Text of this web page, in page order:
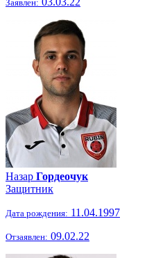
Заявлен:
Назар Гордеочук
Защитник
Дата рождения: 11.04.1997
Отзаявлен: 09.02.22